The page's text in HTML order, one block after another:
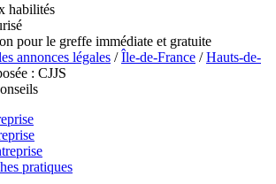
habilités
pour le greffe immédiate et gratuite
annonces légales /Île-de-France /Hauts-de-
: CJJS
pratiques